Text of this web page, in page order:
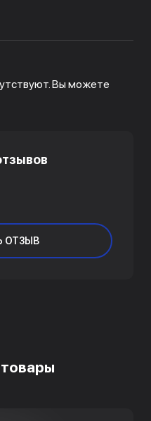
Вы можете
ОТЗЫВ